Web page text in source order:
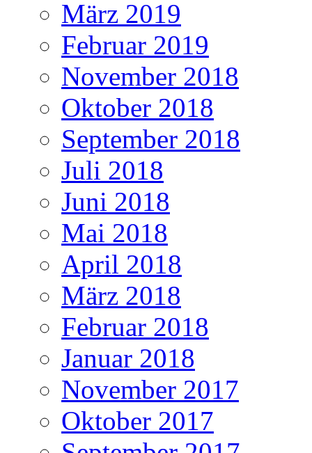
März 2019
Februar 2019
November 2018
Oktober 2018
September 2018
Juli 2018
Juni 2018
Mai 2018
April 2018
März 2018
Februar 2018
Januar 2018
November 2017
Oktober 2017